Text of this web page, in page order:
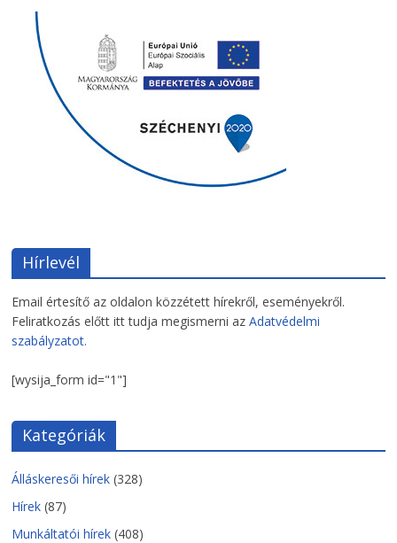
Hírlevél
Email értesítő az oldalon közzétett hírekről, eseményekről.
Feliratkozás előtt itt tudja megismerni azAdatvédelmi
szabályzatot.
[wysija_form id="1"]
Kategóriák
Álláskeresői hírek (328)
Hírek (87)
Munkáltatói hírek (408)